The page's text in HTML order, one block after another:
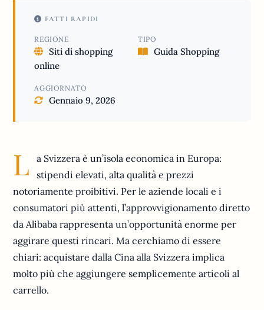
FATTI RAPIDI
REGIONE
Siti di shopping
online
TIPO
Guida Shopping
AGGIORNATO
Gennaio 9, 2026
L
a Svizzera è un’isola economica in Europa:
stipendi elevati, alta qualità e prezzi
notoriamente proibitivi. Per le aziende locali e i
consumatori più attenti, l’approvvigionamento diretto
da Alibaba rappresenta un’opportunità enorme per
aggirare questi rincari. Ma cerchiamo di essere
chiari: acquistare dalla Cina alla Svizzera implica
molto più che aggiungere semplicemente articoli al
carrello.